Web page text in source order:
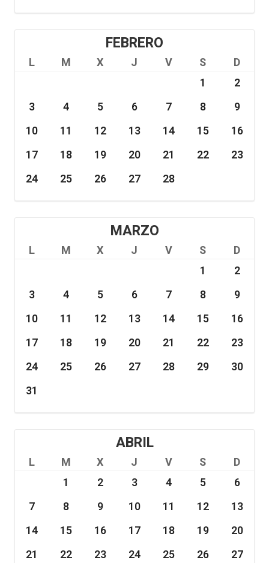
FEBRERO
L M X J V S
D
1
2
3
4 5 6 7 8
9
10
11 12 13 14 15
16
17
18 19 20 21 22
23
24
25 26 27 28
MARZO
L M X J V S
D
1
2
3
4 5 6 7 8
9
10
11 12 13 14 15
16
17
18 19 20 21 22
23
24
25 26 27 28 29
30
31
ABRIL
L M X J V S
D
1
2 3 4 5
6
7
8 9 10 11 12
13
14
15 16 17 18 19
20
21
22 23 24 25 26
27